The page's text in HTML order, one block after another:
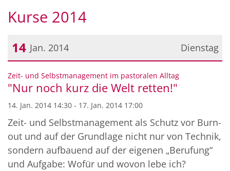
Kurse 2014
Dienstag
14 Jan. 2014
Datum: 14. Januar 2014
Zeit- und Selbstmanagement im pastoralen Alltag:
"Nur noch kurz die Welt retten!"
14. Jan. 2014 14:30 - 17. Jan. 2014 17:00
Zeit- und Selbstmanagement als Schutz vor Burn-
out und auf der Grundlage nicht nur von Technik,
sondern aufbauend auf der eigenen „Berufung“
und Aufgabe: Wofür und wovon lebe ich?